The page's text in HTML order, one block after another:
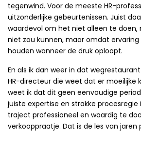
tegenwind. Voor de meeste HR-
uitzonderlijke gebeurtenissen. Juist
waardevol om het niet alleen te
niet zou kunnen, maar omdat
houden wanneer de druk oploopt.
En als ik dan weer in dat
HR-directeur die weet dat er moeilijke
weet ik dat dit geen eenvoudige
juiste expertise en strakke procesregie
traject professioneel en waardig te
verkooppraatje. Dat is de les van jaren